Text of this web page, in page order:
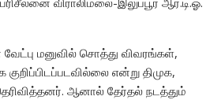
மனுவில் சொத்து விவரங்கள்,
என்று திமுக,
ஆனால் தேர்தல் நடத்தும்